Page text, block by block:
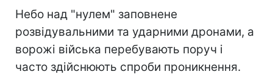
Небо над "нулем" заповнене
розвідувальними та ударними дронами, а
ворожі війська перебувають поруч і
часто здійснюють спроби проникнення.